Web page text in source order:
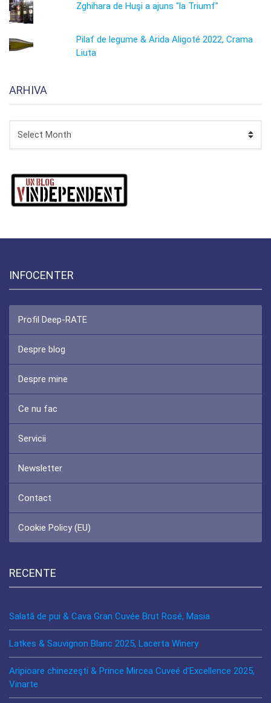
Zghihara de Huşi a ajuns "la Triumf"
Pilaf de legume & Arida Aligoté 2022, Crama
Liuta
ARHIVA
INFOCENTER
Profil Deep-RATE
Despre blog
Despre mine
Ce nu fac
Servicii
Newsletter
Contact
Cookie Policy (EU)
RECENTE
Salată de pui & Cava Gran Cuvée Brut Rosé, Masia
Latkes & Sauvignon Blanc 2025, Lacerta Winery
Aripioare chinezeşti & Prince Mircea Cuveé d’Excellence 2025,
Vinarte